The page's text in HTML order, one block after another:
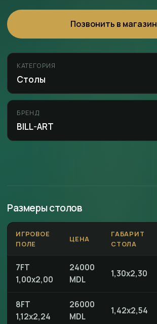
Позвонить в магазин
КАТЕГОРИЯ
Столы
БРЕНД
BILL-ART
Размеры столов
ИГРОВОЕ
ПОЛЕ
ЦЕНА
ГАБАРИТ
СТОЛА
7FT
1,00x2,00
24000
MDL
1,30x2,30
8FT
1,12x2,24
26000
MDL
1,42x2,54